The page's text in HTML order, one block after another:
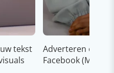
tekst
Adverteren op
Facebook (Meta)